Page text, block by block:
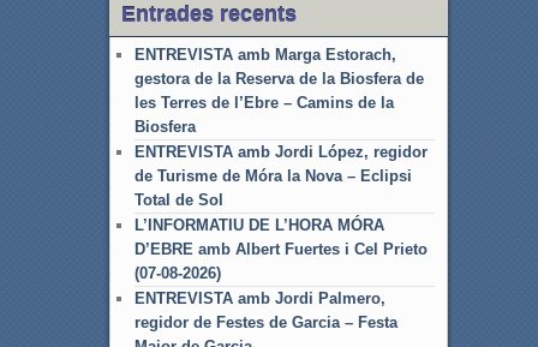
Entrades recents
ENTREVISTA amb Marga Estorach,
gestora de la Reserva de la Biosfera de
les Terres de l’Ebre – Camins de la
Biosfera
ENTREVISTA amb Jordi López, regidor
de Turisme de Móra la Nova – Eclipsi
Total de Sol
L’INFORMATIU DE L’HORA MÓRA
D’EBRE amb Albert Fuertes i Cel Prieto
(07-08-2026)
ENTREVISTA amb Jordi Palmero,
regidor de Festes de Garcia – Festa